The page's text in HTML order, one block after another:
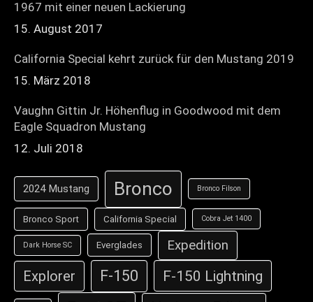
1967 mit einer neuen Lackierung
15. August 2017
California Special kehrt zurück für den Mustang 2019
15. März 2018
Vaughn Gittin Jr. Höhenflug in Goodwood mit dem
Eagle Squadron Mustang
12. Juli 2018
2024 Mustang Bronco Bronco Filson
Bronco Sport California Special Cobra Jet 1400
Dark Horse SC Everglades Expedition
Explorer F-150 F-150 Lightning